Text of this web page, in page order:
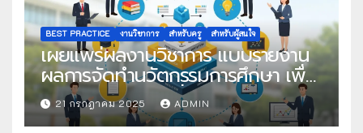
BEST PRACTICE งานวิชาการ สำหรับครู สำหรับผู้สนใจ
เผยแพร่ผลงานวิชาการ แบบรายงาน
ผลการจัดทำนวัตกรรมการศึกษา เพื่อ
คัดเลือกวิธีปฏิบัติที่เป็นเลิศ
21 กรกฎาคม 2025 ADMIN